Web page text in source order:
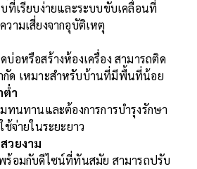
ที่เรียบง่ายและระบบขับเคลื่อนที่
ามเสี่ยงจากอุบัติเหตุ
บ่อหรือสร้างห้องเครื่อง สามารถติด
กัด เหมาะสำหรับบ้านที่มีพื้นที่น้อย
ต่ำ
ทนทานและต้องการการบำรุงรักษา
จ่ายในระยะยาว
วยงาม
ร้อมกับดีไซน์ที่ทันสมัย สามารถปรับ